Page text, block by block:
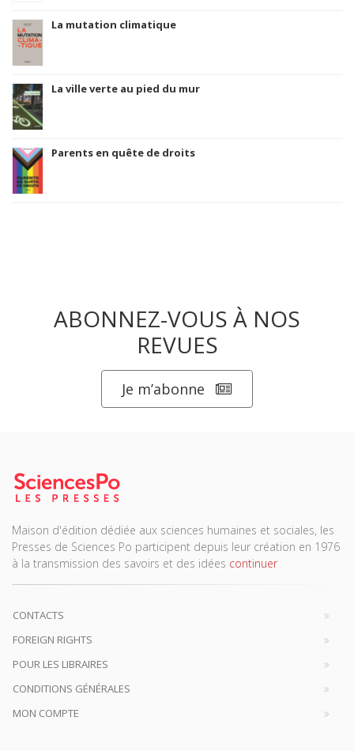
La mutation climatique
La ville verte au pied du mur
Parents en quête de droits
ABONNEZ-VOUS À NOS
REVUES
Je m’abonne
Maison d'édition dédiée aux sciences humaines et sociales, les
Presses de Sciences Po participent depuis leur création en 1976
à la transmission des savoirs et des idées continuer
CONTACTS
FOREIGN RIGHTS
POUR LES LIBRAIRES
CONDITIONS GÉNÉRALES
MON COMPTE